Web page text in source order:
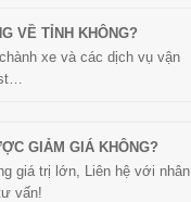
VỀ TỈNH KHÔNG?
xe và các dịch vụ vận
GIẢM GIÁ KHÔNG?
giá trị lớn, Liên hệ với nhân
vấn!